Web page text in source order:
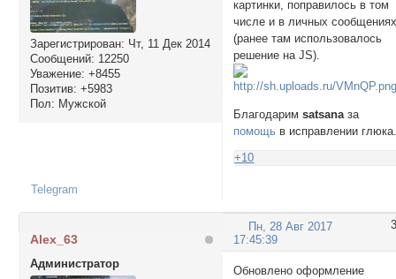
Зарегистрирован: Чт, 11 Дек 2014
Сообщений: 12250
Уважение: +8455
Позитив: +5983
Пол: Мужской
картинки, поправилось в том
числе и в личных
(ранее там использовалось
решение на JS).
Благодаримsatsanaза
помощь в исправлении
+10
Telegram
3
Пн, 28 Авг 2017
17:45:39
Alex_63
Администратор
Обновлено оформление